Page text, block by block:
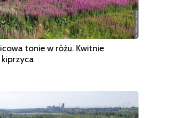
tonie w różu. Kwitnie